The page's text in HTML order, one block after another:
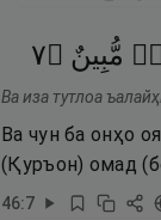
مُّبِينٌ ۝٧
Ва иза тутлоа
Ва чун ба онҳо
(Қуръон) омад
46:7